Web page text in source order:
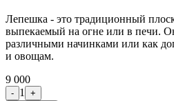
Лепешка - это традиционный
выпекаемый на огне или в печи.
различными начинками или как
и овощам.
9 000
- 1
+